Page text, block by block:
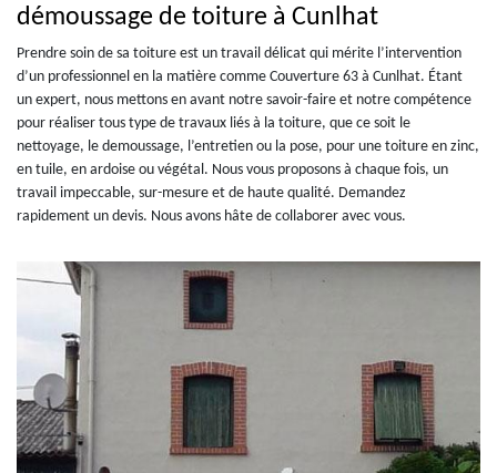
démoussage de toiture à Cunlhat
Prendre soin de sa toiture est un travail délicat qui mérite l’intervention
d’un professionnel en la matière comme Couverture 63 à Cunlhat. Étant
un expert, nous mettons en avant notre savoir-faire et notre compétence
pour réaliser tous type de travaux liés à la toiture, que ce soit le
nettoyage, le demoussage, l’entretien ou la pose, pour une toiture en zinc,
en tuile, en ardoise ou végétal. Nous vous proposons à chaque fois, un
travail impeccable, sur-mesure et de haute qualité. Demandez
rapidement un devis. Nous avons hâte de collaborer avec vous.